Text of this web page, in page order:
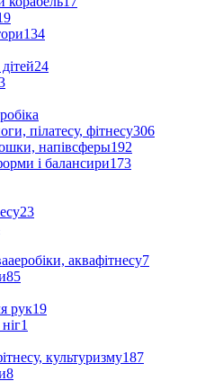
134
24
пілатесу, фітнесу306
напівсферы192
і балансири173
23
аквафітнесу7
85
рук19
1
культуризму187
8